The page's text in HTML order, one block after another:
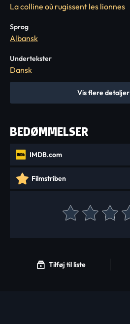
La colline où rugissent les lionnes
Sprog
Albansk
Undertekster
Dansk
Vis flere detaljer
BEDØMMELSER
IMDB.com
Filmstriben
Tilføj til liste